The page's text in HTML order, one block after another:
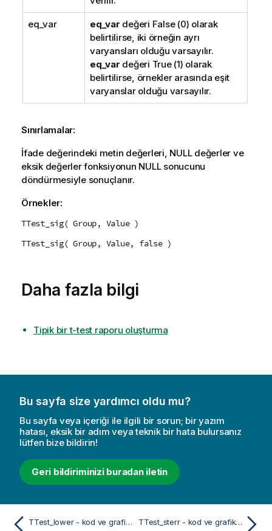
eq_var eq_var değeri False(0) olarak
belirtilirse, iki örneğin ayrı
varyansları olduğu varsayılır.
eq_var değeri True(1) olarak
belirtilirse, örnekler arasında eşit
varyanslar olduğu varsayılır.
Sınırlamalar:
İfade değerindeki metin değerleri, NULLdeğerler ve
eksik değerler fonksiyonun NULLsonucunu
döndürmesiyle sonuçlanır.
Örnekler:
TTest_sig( Group, Value )
TTest_sig( Group, Value, false )
Daha fazla bilgi
Tipik bir t-test raporu oluşturma
Bu sayfa size yardımcı oldu mu?
Bu sayfa veya içeriği ile ilgili bir sorun; bir yazım
hatası, eksik bir adım veya teknik bir hata bulursanız
lütfen bize bildirin!
Geri bildiriminizi buradan iletin
TTest_lower - kod ve grafik fonksiyonu TTest_sterr - kod ve grafik fonksiyonu